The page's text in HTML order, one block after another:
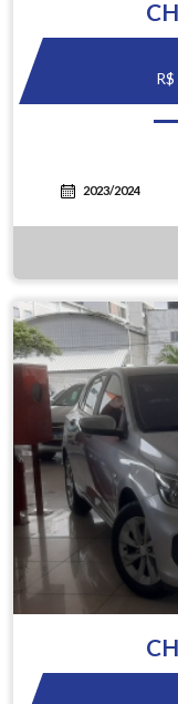
R$
2023/2024